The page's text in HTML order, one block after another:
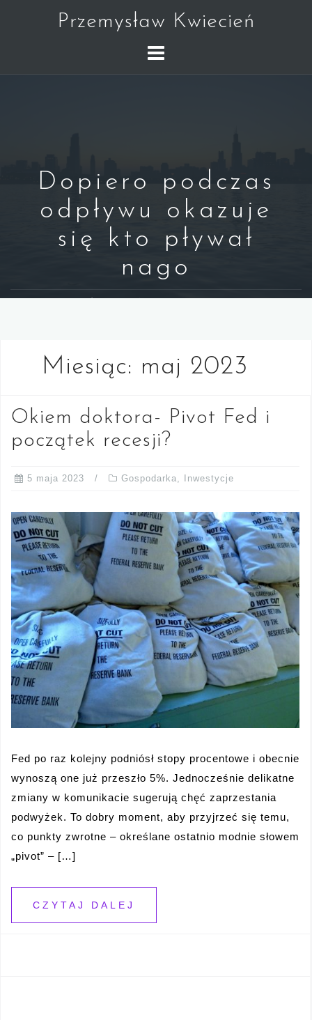
Przemysław Kwiecień
Dopiero podczas
odpływu okazuje
się kto pływał
nago
Miesiąc: maj 2023
Okiem doktora- Pivot Fed i
początek recesji?
5 maja 2023 Gospodarka Inwestycje
Fed po raz kolejny podniósł stopy procentowe i obecnie
wynoszą one już przeszło 5%. Jednocześnie delikatne
zmiany w komunikacie sugerują chęć zaprzestania
podwyżek. To dobry moment, aby przyjrzeć się temu,
co punkty zwrotne – określane ostatnio modnie słowem
„pivot” – […]
CZYTAJ DALEJ